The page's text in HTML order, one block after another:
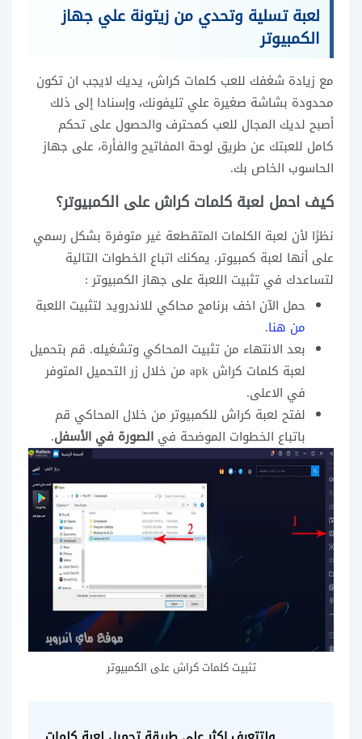
لعبة تسلية وتحدي من زيتونة علي جهاز
الكمبيوتر
مع زيادة شغفك للعب كلمات كراش، يديك لايجب ان تكون
محدودة بشاشة صغيرة علي تليفونك، وإسنادا إلى ذلك
أصبح لديك المجال للعب كمحترف والحصول على تحكم
كامل للعبتك عن طريق لوحة المفاتيح والفأرة، على جهاز
الحاسوب الخاص بك.
كيف احمل لعبة كلمات كراش على الكمبيوتر؟
نظرًا لأن لعبة الكلمات المتقطعة غير متوفرة بشكل رسمي
على أنها لعبة كمبيوتر. يمكنك اتباع الخطوات التالية
لتساعدك في تثبيت اللعبة على جهاز الكمبيوتر :
حمل الآن اخف برنامج محاكي للاندرويد لتثبيت اللعبة
من هنا.
بعد الانتهاء من تثبيت المحاكي وتشغيله. قم بتحميل
لعبة كلمات كراش apk من خلال زر التحميل المتوفر
في الاعلى.
لفتح لعبة كراش للكمبيوتر من خلال المحاكي قم
باتباع الخطوات الموضحة في الصورة في الأسفل.
تثبيت كلمات كراش على الكمبيوتر